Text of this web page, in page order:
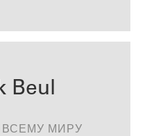
Beul
МИРУ